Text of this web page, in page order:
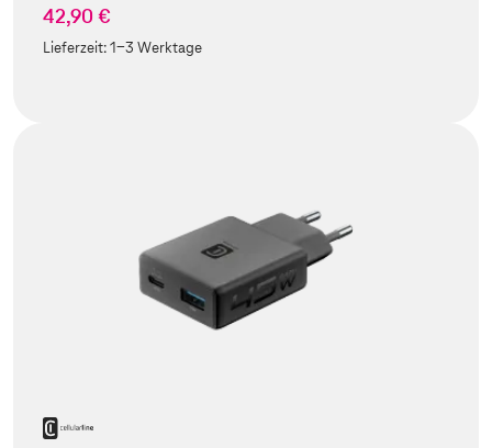
42,90 €
Lieferzeit:1-3 Werktage